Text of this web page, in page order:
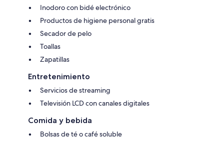
Inodoro con bidé electrónico
Productos de higiene personal gratis
Secador de pelo
Toallas
Zapatillas
Entretenimiento
Servicios de streaming
Televisión LCD con canales digitales
Comida y bebida
Bolsas de té o café soluble